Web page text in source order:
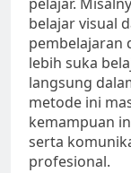
belajar visual
pembelajaran
lebih suka
langsung
metode ini
kemampuan
serta
profesional.